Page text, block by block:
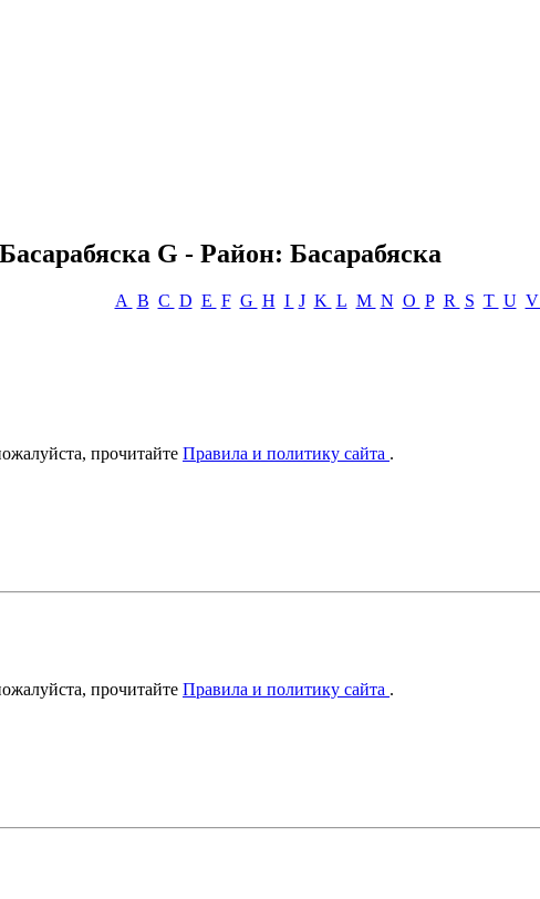
G - Район: Басарабяска
A B C D E F G H I J K L M N O P R S T U V
прочитайте Правила и политику сайта .
прочитайте Правила и политику сайта .